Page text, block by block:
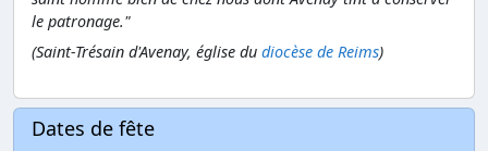
le patronage."
(Saint-Trésain d'Avenay, église du diocèse de Reims)
Dates de fête